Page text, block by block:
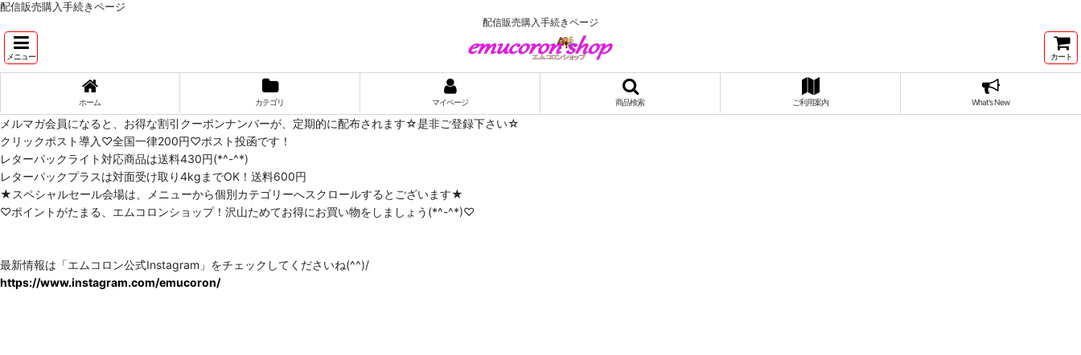
配信販売購入手続きページ
配信販売購入手続きページ
メニュー カート
ホーム カテゴリ マイページ 商品検索 ご利用案内 What's New
メルマガ会員になると、お得な割引クーポンナンバーが、定期的に配布されます☆是非ご登録下さい☆
クリックポスト導入♡全国一律200円♡ポスト投函です！
レターパックライト対応商品は送料430円(*^-^*)
レターパックプラスは対面受け取り4kgまでOK！送料600円
★スペシャルセール会場は、メニューから個別カテゴリーへスクロールするとございます★
♡ポイントがたまる、エムコロンショップ！沢山ためてお得にお買い物をしましょう(*^-^*)♡
最新情報は「エムコロン公式Instagram」をチェックしてくださいね(^^)/
https://www.instagram.com/emucoron/